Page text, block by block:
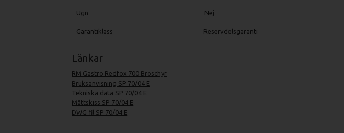
Ugn Nej
Garantiklass Reservdelsgaranti
Länkar
RM Gastro Redfox 700 Broschyr
Bruksanvisning SP 70/04 E
Tekniska data SP 70/04 E
Måttskiss SP 70/04 E
DWG fil SP 70/04 E